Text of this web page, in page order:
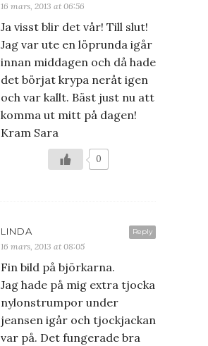
16 mars, 2013 at 06:56
Ja visst blir det vår! Till slut!
Jag var ute en löprunda igår
innan middagen och då hade
det börjat krypa neråt igen
och var kallt. Bäst just nu att
komma ut mitt på dagen!
Kram Sara
0
Reply
LINDA
16 mars, 2013 at 08:05
Fin bild på björkarna.
Jag hade på mig extra tjocka
nylonstrumpor under
jeansen igår och tjockjackan
var på. Det fungerade bra